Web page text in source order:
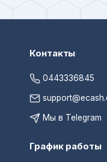
Контакты
0443336845
Мы в Telegram
График работы